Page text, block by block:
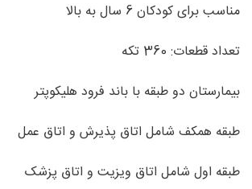
مناسب برای کودکان 6 سال به بالا
تعداد قطعات: 360 تکه
بیمارستان دو طبقه با باند فرود هلیکوپتر
طبقه همکف شامل اتاق پذیرش و اتاق عمل
طبقه اول شامل اتاق ویزیت و اتاق پزشک